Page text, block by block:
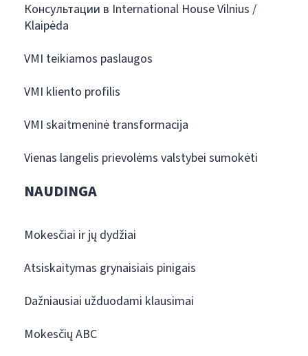
Консультации в International House Vilnius /
Klaipėda
VMI teikiamos paslaugos
VMI kliento profilis
VMI skaitmeninė transformacija
Vienas langelis prievolėms valstybei sumokėti
NAUDINGA
Mokesčiai ir jų dydžiai
Atsiskaitymas grynaisiais pinigais
Dažniausiai užduodami klausimai
Mokesčių ABC